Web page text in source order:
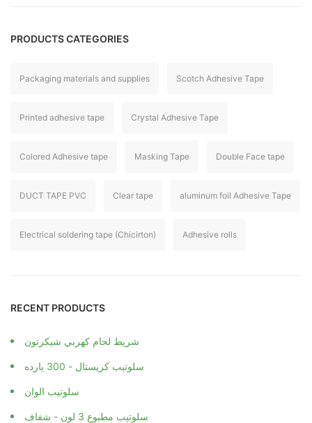
PRODUCTS CATEGORIES
Packaging materials and supplies Scotch Adhesive Tape
Printed adhesive tape Crystal Adhesive Tape
Colored Adhesive tape Masking Tape Double Face tape
DUCT TAPE PVC Clear tape aluminum foil Adhesive Tape
Electrical soldering tape (Chicirton) Adhesive rolls
RECENT PRODUCTS
شريط لحام كهربي شيكرتون
سلوتيب كريستال - 300 يارده
سلوتيب الوان
سلوتيب مطبوع 3 لون - شفاف